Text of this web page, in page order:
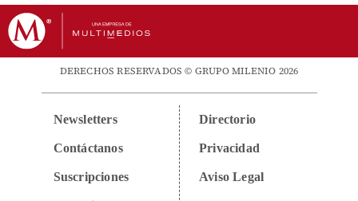
DERECHOS RESERVADOS © GRUPO MILENIO 2026
Newsletters
Contáctanos
Suscripciones
Directorio
Privacidad
Aviso Legal